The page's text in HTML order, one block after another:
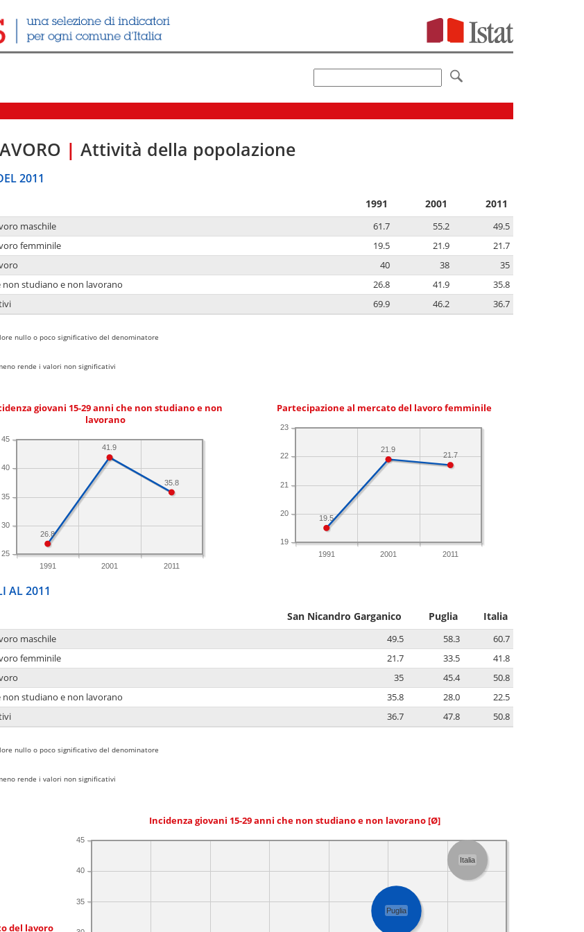
| Attività della popolazione
2011
1991 2001 2011
maschile 61.7 55.2
49.5
femminile
19.5 21.9
21.7
40 38
35
non studiano e non lavorano
26.8 41.9
35.8
69.9 46.2 36.7
nullo o poco significativo del denominatore
rende i valori non significativi
giovani 15-29 anni che non studiano e non
lavorano
1991 2001 2011
25
30
35
40
45
35.8
41.9
26.8
Partecipazione al mercato del lavoro femminile
1991 2001 2011
19
20
21
22
23
21.7
21.9
19.5
AL 2011
San Nicandro Garganico Puglia Italia
maschile 49.5 58.3
60.7
femminile
21.7 33.5
41.8
35 45.4
50.8
non studiano e non lavorano
35.8 28.0
22.5
36.7 47.8 50.8
nullo o poco significativo del denominatore
rende i valori non significativi
Incidenza giovani 15-29 anni che non studiano e non lavorano [Ø]
del lavoro
35
40
45
Puglia
Italia